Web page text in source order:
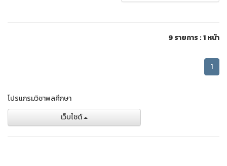
9 รายการ : 1 หน้า
1
โปรแกรมวิชาพลศึกษา
เว็บไชต์